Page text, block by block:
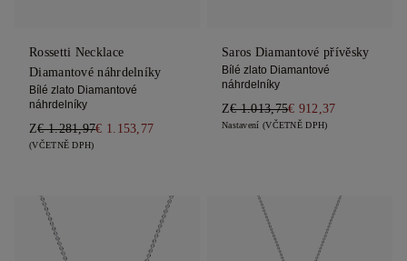
Rossetti Necklace
Diamantové náhrdelníky
Bílé zlato Diamantové
náhrdelníky
Z€ 1.281,97€ 1.153,77
(VČETNĚ DPH)
Saros Diamantové přívěsky
Bílé zlato Diamantové
náhrdelníky
Z€ 1.013,75€ 912,37
Nastavení (VČETNĚ DPH)